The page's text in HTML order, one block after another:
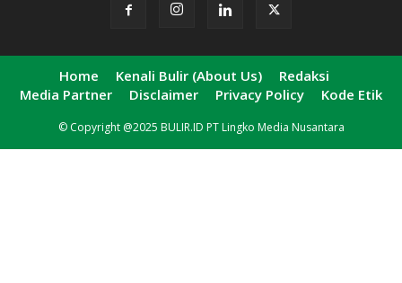
Home Kenali Bulir (About Us)
Redaksi
Media Partner
Disclaimer Privacy Policy Kode Etik
© Copyright @2025 BULIR.ID PT Lingko Media Nusantara